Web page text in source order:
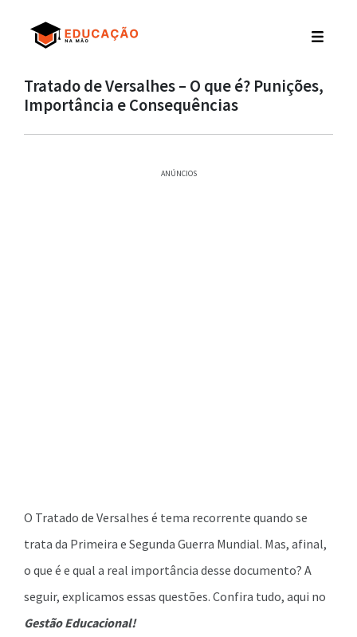
Tratado de Versalhes – O que é? Punições,
Importância e Consequências
ANÚNCIOS
O Tratado de Versalhes é tema recorrente quando se
trata da Primeira e Segunda Guerra Mundial. Mas, afinal,
o que é e qual a real importância desse documento? A
seguir, explicamos essas questões. Confira tudo, aqui no
Gestão Educacional!